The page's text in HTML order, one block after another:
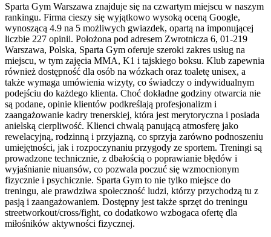
Sparta Gym Warszawa znajduje się na czwartym miejscu w naszym
rankingu. Firma cieszy się wyjątkowo wysoką oceną Google,
wynoszącą 4.9 na 5 możliwych gwiazdek, opartą na imponującej
liczbie 227 opinii. Położona pod adresem Zwrotnicza 6, 01-219
Warszawa, Polska, Sparta Gym oferuje szeroki zakres usług na
miejscu, w tym zajęcia MMA, K1 i tajskiego boksu. Klub zapewnia
również dostępność dla osób na wózkach oraz toaletę unisex, a
także wymaga umówienia wizyty, co świadczy o indywidualnym
podejściu do każdego klienta. Choć dokładne godziny otwarcia nie
są podane, opinie klientów podkreślają profesjonalizm i
zaangażowanie kadry trenerskiej, która jest merytoryczna i posiada
anielską cierpliwość. Klienci chwalą panującą atmosferę jako
rewelacyjną, rodzinną i przyjazną, co sprzyja zarówno podnoszeniu
umiejętności, jak i rozpoczynaniu przygody ze sportem. Treningi są
prowadzone technicznie, z dbałością o poprawianie błędów i
wyjaśnianie niuansów, co pozwala poczuć się wzmocnionym
fizycznie i psychicznie. Sparta Gym to nie tylko miejsce do
treningu, ale prawdziwa społeczność ludzi, którzy przychodzą tu z
pasją i zaangażowaniem. Dostępny jest także sprzęt do treningu
streetworkout/cross/fight, co dodatkowo wzbogaca ofertę dla
miłośników aktywności fizycznej.